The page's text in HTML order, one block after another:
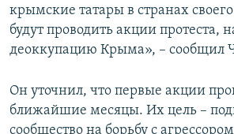
крымские татары в странах
будут проводить акции протеста,
деоккупацию Крыма», – сообщил
Он уточнил, что первые акции
ближайшие месяцы. Их цель –
сообщество на борьбу с